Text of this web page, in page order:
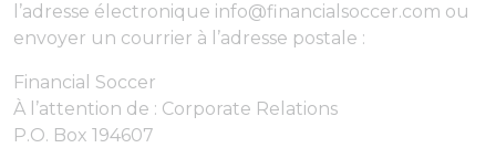
l’adresse électronique info@financialsoccer.com ou
envoyer un courrier à l’adresse postale :
Financial Soccer
À l’attention de : Corporate Relations
P.O. Box 194607